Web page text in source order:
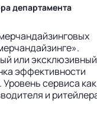
департамента
или
эффективности
сервиса как
и